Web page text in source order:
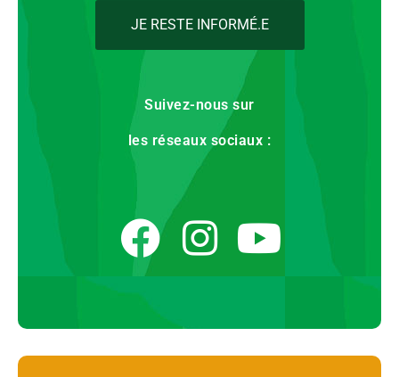
JE RESTE INFORMÉ.E
Suivez-nous sur
les réseaux sociaux :